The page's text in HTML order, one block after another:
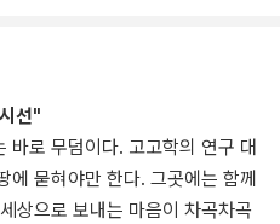
선"
바로 무덤이다. 고고학의 연구 대
묻혀야만 한다. 그곳에는 함께
상으로 보내는 마음이 차곡차곡